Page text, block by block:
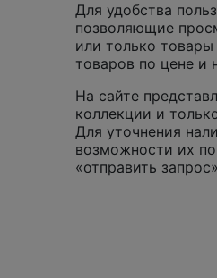
Для удобства
позволяющие
или только
товаров по цене и
На сайте
коллекции и
Для уточнения
возможности их
«отправить